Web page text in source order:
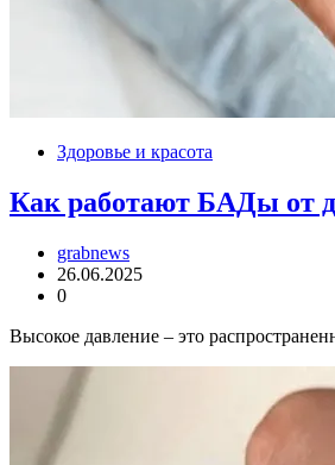
Здоровье и красота
Как работают БАДы от
grabnews
26.06.2025
0
Высокое давление – это